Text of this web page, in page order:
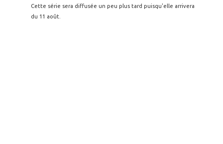
Cette série sera diffusée un peu plus tard puisqu'elle arrivera
du 11 août.